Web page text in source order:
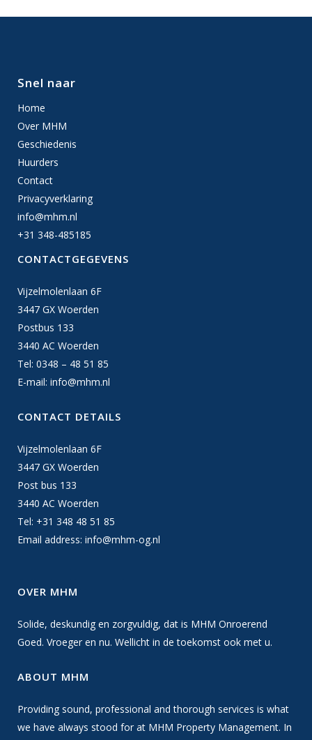
Snel naar
Home
Over MHM
Geschiedenis
Huurders
Contact
Privacyverklaring
info@mhm.nl
+31 348-485185
CONTACTGEGEVENS
Vijzelmolenlaan 6F
3447 GX Woerden
Postbus 133
3440 AC Woerden
Tel: 0348 – 48 51 85
E-mail: info@mhm.nl
CONTACT DETAILS
Vijzelmolenlaan 6F
3447 GX Woerden
Post bus 133
3440 AC Woerden
Tel: +31 348 48 51 85
Email address: info@mhm-og.nl
OVER MHM
Solide, deskundig en zorgvuldig, dat is MHM Onroerend
Goed. Vroeger en nu. Wellicht in de toekomst ook met u.
ABOUT MHM
Providing sound, professional and thorough services is what
we have always stood for at MHM Property Management. In